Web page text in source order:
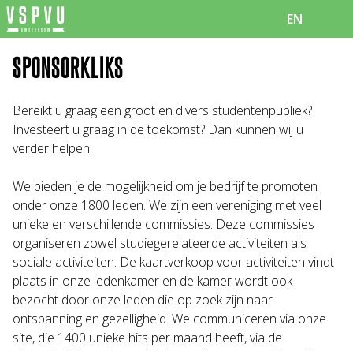
EN
SPONSORKLIKS
Bereikt u graag een groot en divers studentenpubliek?
Investeert u graag in de toekomst? Dan kunnen wij u
verder helpen.
We bieden je de mogelijkheid om je bedrijf te promoten
onder onze 1800 leden. We zijn een vereniging met veel
unieke en verschillende commissies. Deze commissies
organiseren zowel studiegerelateerde activiteiten als
sociale activiteiten. De kaartverkoop voor activiteiten vindt
plaats in onze ledenkamer en de kamer wordt ook
bezocht door onze leden die op zoek zijn naar
ontspanning en gezelligheid. We communiceren via onze
site, die 1400 unieke hits per maand heeft, via de